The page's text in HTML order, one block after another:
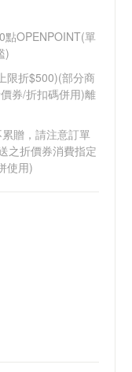
點OPENPOINT(單
)
限折$500)(部分商
券/折扣碼併用)離
贈，請注意訂單
之折價券消費指定
使用)